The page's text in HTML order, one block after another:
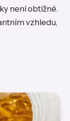
není obtížné.
vzhledu,